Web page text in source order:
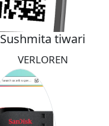
Sushmita tiwari
VERLOREN